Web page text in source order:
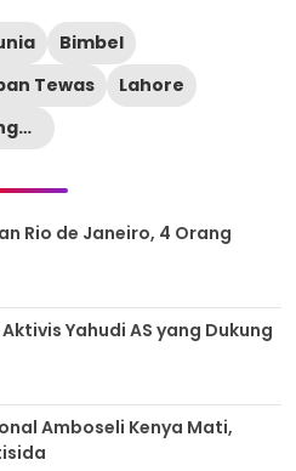
Bimbel
Tewas
Lahore
Pusat Bimbingan Belajar
Rio de Janeiro, 4 Orang
Yahudi AS yang Dukung
Amboseli Kenya Mati,